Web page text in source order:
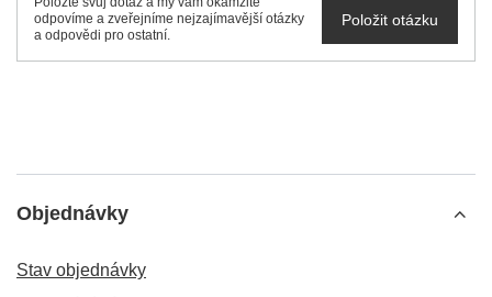
odpovíme a zveřejníme nejzajímavější otázky
a odpovědi pro ostatní.
Položit otázku
Objednávky
Stav objednávky